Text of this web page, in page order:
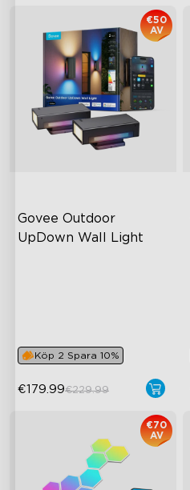
Govee Outdoor
UpDown Wall Light
€50
AV
Köp 2 Spara 10%
€179.99€229.99
€70
AV